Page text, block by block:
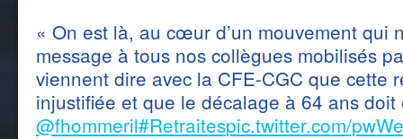
« On est là, au cœur d’un mouvement qui
message à tous nos collègues mobilisés
viennent dire avec la CFE-CGC que cette
injustifiée et que le décalage à 64 ans
@fhommeril#Retraitespic.twitter.com/